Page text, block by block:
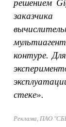
решением
контуре.
стеке».
Реклама, ПАО